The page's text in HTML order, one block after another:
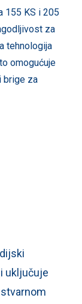
155 KS i 205
za
tehnologija
omogućuje
brige za
uključuje